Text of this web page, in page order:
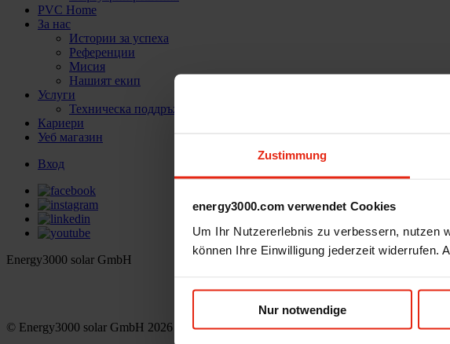
Zustimmung
energy3000.com verwendet Cookies
Um Ihr Nutzererlebnis zu verbessern, nutzen
können Ihre Einwilligung jederzeit widerrufen.
Nur notwendige
PVC Home
За нас
Истории за успеха
Референции
Мисия
Нашият екип
Услуги
Техническа поддръжка
Кариери
Уеб магазин
Вход
Energy3000 solar GmbH
© Energy3000 solar GmbH 2026